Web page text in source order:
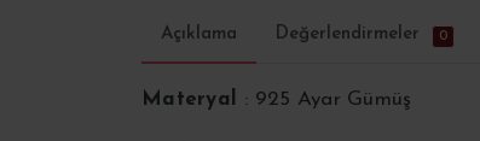
Açıklama Değerlendirmeler 0
Materyal : 925 Ayar Gümüş